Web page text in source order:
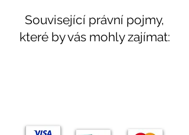
Související právní pojmy,
které by vás mohly zajímat: